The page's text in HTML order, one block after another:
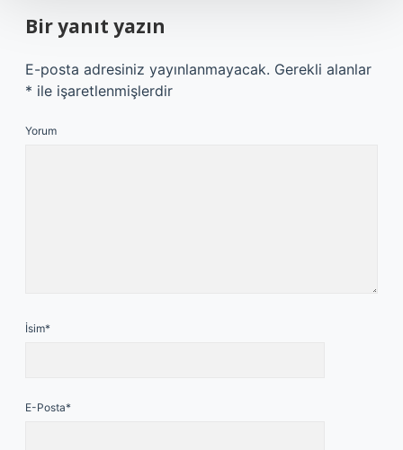
Bir yanıt yazın
E-posta adresiniz yayınlanmayacak. Gerekli alanlar
* ile işaretlenmişlerdir
Yorum
İsim*
E-Posta*